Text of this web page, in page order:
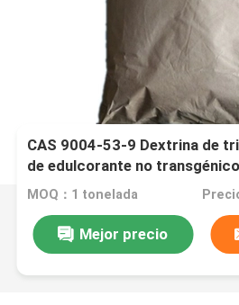
CAS 9004-53-9 Dextrina de
de edulcorante no transgénico
MOQ：1 tonelada
Mejor precio